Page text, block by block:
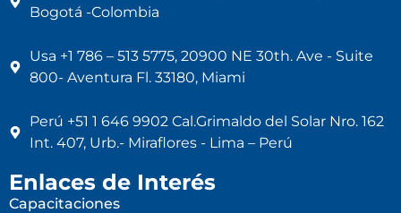
Bogotá -Colombia
Usa +1 786 – 513 5775, 20900 NE 30th. Ave - Suite
800- Aventura Fl. 33180, Miami
Perú +51 1 646 9902 Cal.Grimaldo del Solar Nro. 162
Int. 407, Urb.- Miraflores - Lima – Perú
Enlaces de Interés
Capacitaciones